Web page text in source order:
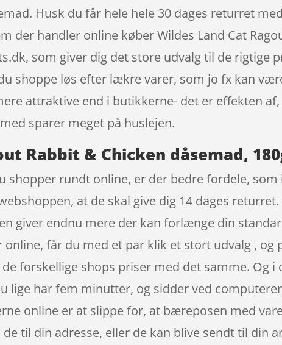
Husk du får hele hele 30 dages returret
der handler online køber Wildes Land Cat
som giver dig det store udvalg til de rigtige
shoppe løs efter lækre varer, som jo fx kan
attraktive end i butikkerne- det er effekten
sparer meget på huslejen.
Rabbit & Chicken dåsemad,
shopper rundt online, er der bedre fordele,
at de skal give dig 14 dages
giver endnu mere der kan forlænge din
får du med et par klik et stort udvalg ,
forskellige shops priser med det samme. Og i
lige har fem minutter, og sidder ved
online er at slippe for, at bæreposen med
til din adresse, eller de kan blive sendt til din